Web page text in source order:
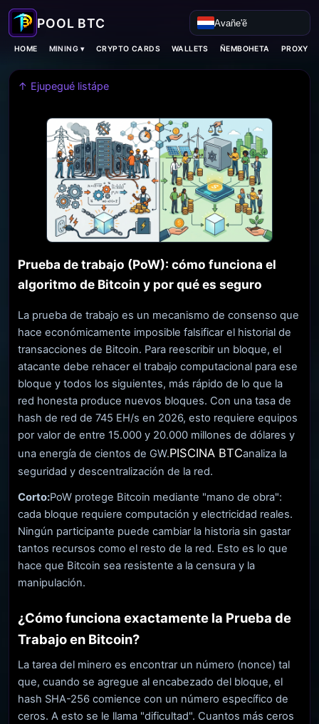
Avañe'ẽ
HOME MINING ▾ CRYPTO CARDS WALLETS ÑEMBOHETA PROXY
↑ Ejupegué listápe
Prueba de trabajo (PoW): cómo funciona el
algoritmo de Bitcoin y por qué es seguro
La prueba de trabajo es un mecanismo de consenso que
hace económicamente imposible falsificar el historial de
transacciones de Bitcoin. Para reescribir un bloque, el
atacante debe rehacer el trabajo computacional para ese
bloque y todos los siguientes, más rápido de lo que la
red honesta produce nuevos bloques. Con una tasa de
hash de red de 745 EH/s en 2026, esto requiere equipos
por valor de entre 15.000 y 20.000 millones de dólares y
una energía de cientos de GW.PISCINA BTCanaliza la
seguridad y descentralización de la red.
Corto:PoW protege Bitcoin mediante "mano de obra":
cada bloque requiere computación y electricidad reales.
Ningún participante puede cambiar la historia sin gastar
tantos recursos como el resto de la red. Esto es lo que
hace que Bitcoin sea resistente a la censura y la
manipulación.
¿Cómo funciona exactamente la Prueba de
Trabajo en Bitcoin?
La tarea del minero es encontrar un número (nonce) tal
que, cuando se agregue al encabezado del bloque, el
hash SHA-256 comience con un número específico de
ceros. A esto se le llama "dificultad". Cuantos más ceros